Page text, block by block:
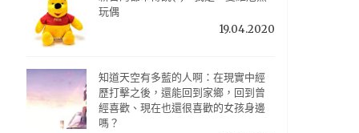
玩偶
19.04.2020
知道天空有多藍的人啊：在現實中經
歷打擊之後，還能回到家鄉，回到曾
經喜歡、現在也還很喜歡的女孩身邊
嗎？